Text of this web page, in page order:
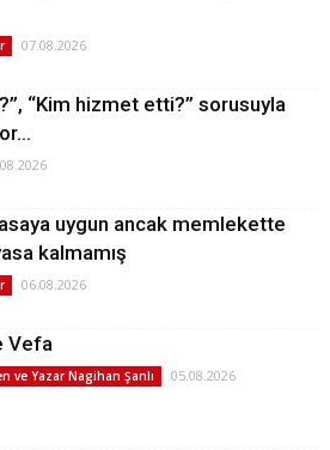
07.08.2026
“Kim hizmet etti?” sorusuyla
uygun ancak memlekette
kalmamış
06.08.2026
Vefa
ve Yazar Nagihan Şanlı 05.08.2026